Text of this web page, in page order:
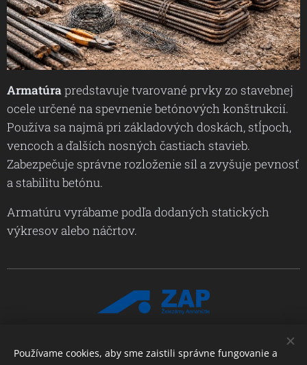
Armatúrapredstavuje tvarované prvky zo stavebnej
ocele určené na spevnenie betónových konštrukcií.
Používa sa najmä pri základových doskách, stĺpoch,
vencoch a ďalších nosných častiach stavieb.
Zabezpečuje správne rozloženie síl a zvyšuje pevnosť
a stabilitu betónu.
Armatúru vyrábame podľa dodaných statických
výkresov alebo náčrtov.
Používame cookies, aby sme zaistili správne fungovanie a